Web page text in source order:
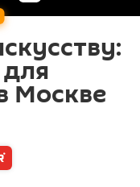
Москве